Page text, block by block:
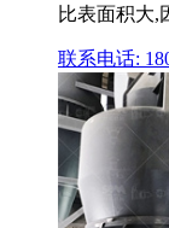
比表面积大,
联系电话: